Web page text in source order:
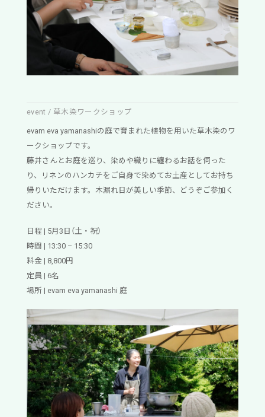
event / 草木染ワークショップ
evam eva yamanashiの庭で育まれた植物を用いた草木染のワ
ークショップです。
藤井さんとお庭を巡り、染めや織りに纏わるお話を伺った
り、リネンのハンカチをご自身で染めてお土産としてお持ち
帰りいただけます。木漏れ日が美しい季節、どうぞご参加く
ださい。
日程 | 5月3日（土・祝）
時間 | 13:30 – 15:30
料金 | 8,800円
定員 | 6名
場所 | evam eva yamanashi 庭